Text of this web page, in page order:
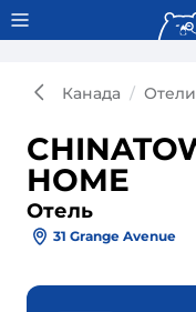
Тонкости
Канада
HOME
Отель
31 Grange Avenue